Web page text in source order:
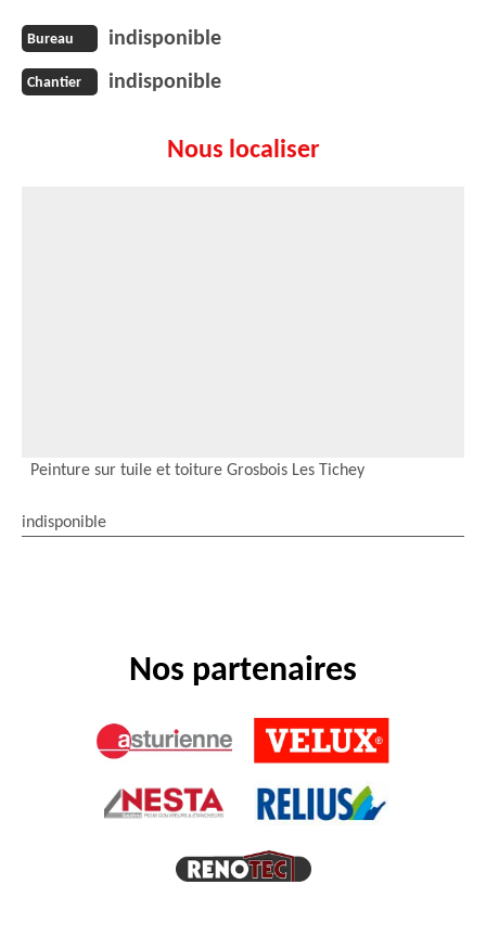
Bureau indisponible
Chantier indisponible
Nous localiser
Peinture sur tuile et toiture Grosbois Les Tichey
indisponible
Nos partenaires